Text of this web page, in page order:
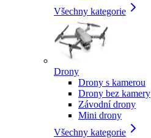
Všechny kategorie
Drony
Drony s kamerou
Drony bez kamery
Závodní drony
Mini drony
Všechny kategorie